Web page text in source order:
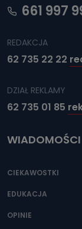
661 997
REDAKCJA
62 735 22 22
DZIAŁ REKLAMY
62 735 01 85
WIADOMOŚCI
CIEKAWOSTKI
EDUKACJA
OPINIE